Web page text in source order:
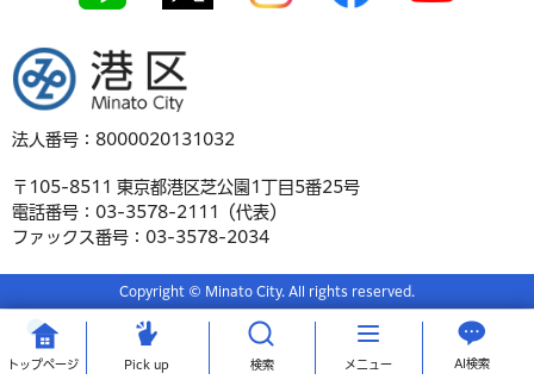
トップページ Pick up 検索 メニュー AI検索
港区
法人番号：8000020131032
〒105-8511 東京都港区芝公園1丁目5番25号
電話番号：03-3578-2111（代表）
ファックス番号：03-3578-2034
Copyright © Minato City. All rights reserved.